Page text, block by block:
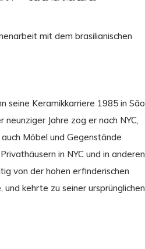
mit dem brasilianischen
seine Keramikkarriere 1985 in São
Jahre zog er nach NYC,
Möbel und Gegenstände
in NYC und in anderen
von der hohen erfinderischen
kehrte zu seiner ursprünglichen